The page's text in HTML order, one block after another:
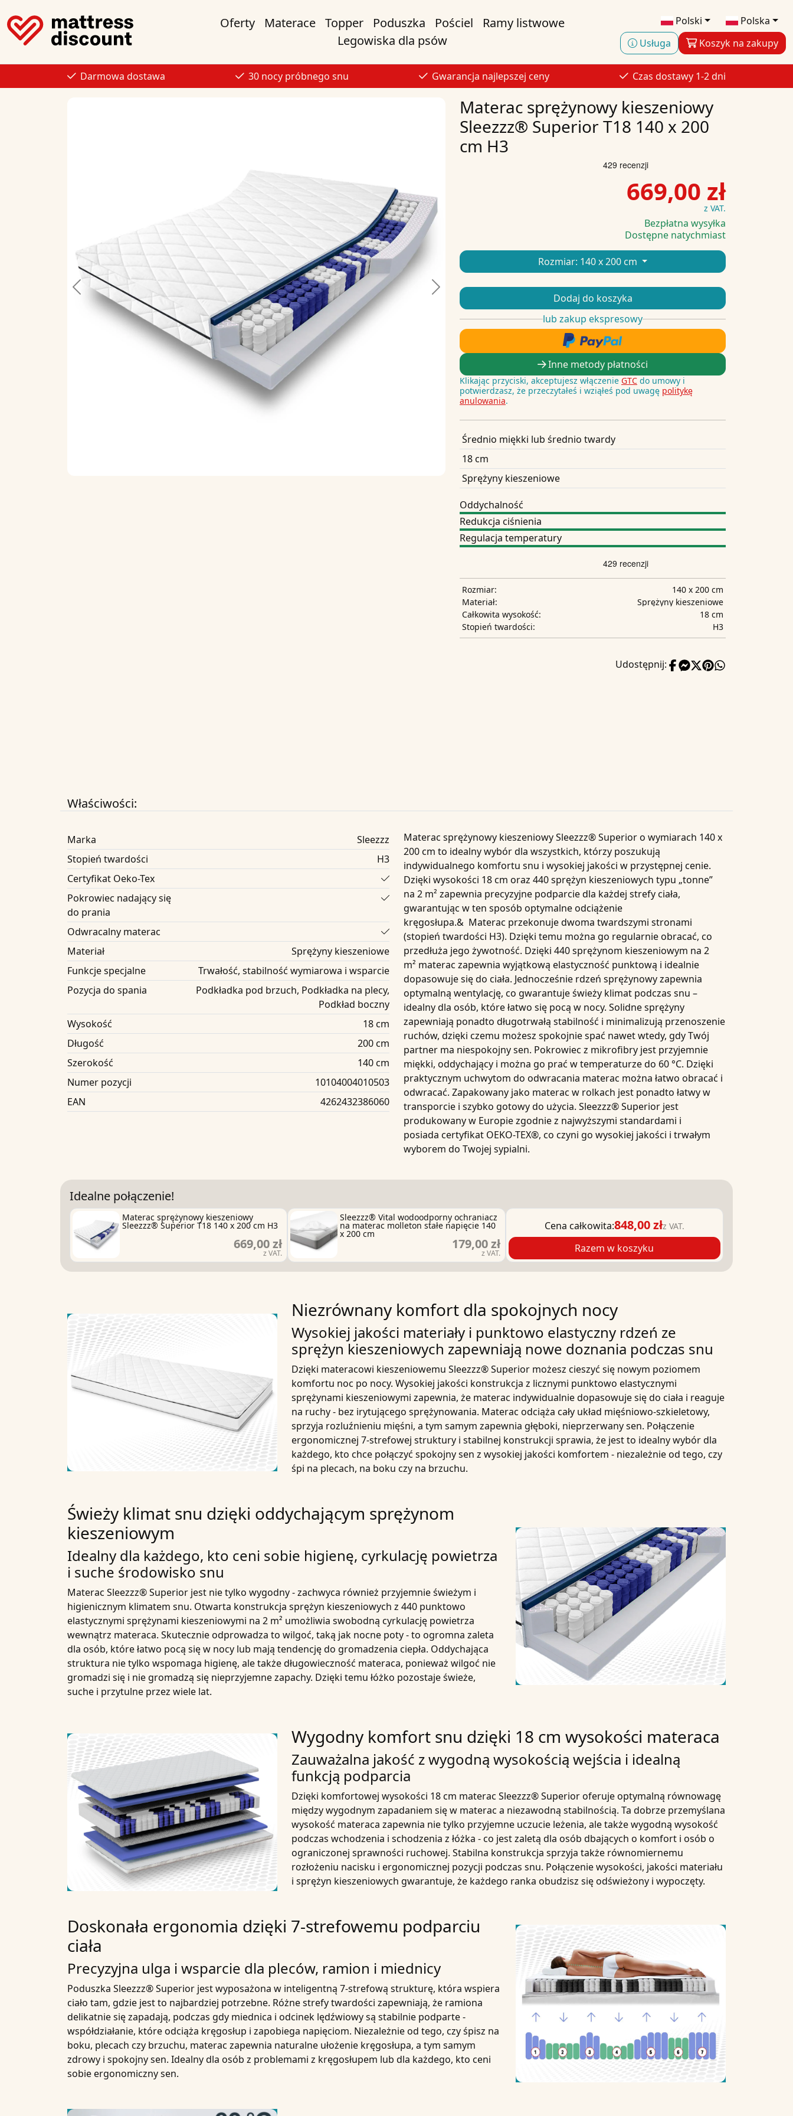
Polski
Polska
Usługa
Koszyk na zakupy
Oferty Materace Topper Poduszka Pościel
Ramy listwowe
Legowiska dla psów
Darmowa dostawa 30 nocy próbnego snu Gwarancja najlepszej ceny Czas dostawy 1-2 dni
Previous Next
Materac sprężynowy kieszeniowy
Sleezzz® Superior T18 140 x 200
cm H3
669,00 zł
z VAT.
Bezpłatna wysyłka
Dostępne natychmiast
Rozmiar: 140 x 200 cm
Dodaj do koszyka
lub zakup ekspresowy
Inne metody płatności
Klikając przyciski, akceptujesz włączenie GTC do umowy i
potwierdzasz, że przeczytałeś i wziąłeś pod uwagę politykę
anulowania.
Średnio miękki lub średnio twardy
18 cm
Sprężyny kieszeniowe
Oddychalność
Redukcja ciśnienia
Regulacja temperatury
Rozmiar:
140 x 200 cm
Materiał:
Sprężyny kieszeniowe
Całkowita wysokość:
18 cm
Stopień twardości:
H3
Udostępnij:
Właściwości:
Marka
Sleezzz
Stopień twardości
H3
Certyfikat Oeko-Tex
Pokrowiec nadający się
do prania
Odwracalny materac
Materiał
Sprężyny kieszeniowe
Funkcje specjalne
Trwałość, stabilność wymiarowa i wsparcie
Pozycja do spania
Podkładka pod brzuch, Podkładka na plecy,
Podkład boczny
Wysokość
18 cm
Długość
200 cm
Szerokość
140 cm
Numer pozycji
10104004010503
EAN
4262432386060
Materac sprężynowy kieszeniowySleezzz® Superior o wymiarach 140 x
200 cm to idealny wybór dla wszystkich, którzy poszukują
indywidualnego komfortu snu i wysokiej jakości w przystępnej cenie.
Dzięki wysokości 18 cm oraz 440 sprężyn kieszeniowych typu „tonne”
na 2 m² zapewnia precyzyjne podparcie dla każdej strefy ciała,
gwarantując w ten sposób optymalne odciążenie
kręgosłupa.& Materac przekonuje dwoma twardszymi stronami
(stopień twardości H3). Dzięki temu można go regularnie obracać, co
przedłuża jego żywotność. Dzięki 440 sprężynom kieszeniowym na 2
m² materac zapewnia wyjątkową elastyczność punktową i idealnie
dopasowuje się do ciała. Jednocześnie rdzeń sprężynowy zapewnia
optymalną wentylację, co gwarantuje świeży klimat podczas snu –
idealny dla osób, które łatwo się pocą w nocy. Solidne sprężyny
zapewniają ponadto długotrwałą stabilność i minimalizują przenoszenie
ruchów, dzięki czemu możesz spokojnie spać nawet wtedy, gdy Twój
partner ma niespokojny sen. Pokrowiec z mikrofibry jest przyjemnie
miękki, oddychający i można go prać w temperaturze do 60 °C. Dzięki
praktycznym uchwytom do odwracania materac można łatwo obracać i
odwracać. Zapakowany jako materac w rolkach jest ponadto łatwy w
transporcie i szybko gotowy do użycia. Sleezzz®Superior jest
produkowany w Europie zgodnie z najwyższymi standardami i
posiada certyfikat OEKO-TEX®, co czyni go wysokiej jakości i trwałym
wyborem do Twojej sypialni.
Idealne połączenie!
Materac sprężynowy kieszeniowy
Sleezzz® Superior T18 140 x 200 cm H3
669,00 zł
z VAT.
Sleezzz® Vital wodoodporny ochraniacz
na materac molleton stałe napięcie 140
x 200 cm
179,00 zł
z VAT.
Cena całkowita:848,00 złz VAT.
Razem w koszyku
Niezrównany komfort dla spokojnych nocy
Wysokiej jakości materiały i punktowo elastyczny rdzeń ze
sprężyn kieszeniowych zapewniają nowe doznania podczas snu
Dzięki materacowi kieszeniowemu Sleezzz® Superior możesz cieszyć się nowym poziomem
komfortu noc po nocy. Wysokiej jakości konstrukcja z licznymi punktowo elastycznymi
sprężynami kieszeniowymi zapewnia, że materac indywidualnie dopasowuje się do ciała i reaguje
na ruchy - bez irytującego sprężynowania. Materac odciąża cały układ mięśniowo-szkieletowy,
sprzyja rozluźnieniu mięśni, a tym samym zapewnia głęboki, nieprzerwany sen. Połączenie
ergonomicznej 7-strefowej struktury i stabilnej konstrukcji sprawia, że jest to idealny wybór dla
każdego, kto chce połączyć spokojny sen z wysokiej jakości komfortem - niezależnie od tego, czy
śpi na plecach, na boku czy na brzuchu.
Świeży klimat snu dzięki oddychającym sprężynom
kieszeniowym
Idealny dla każdego, kto ceni sobie higienę, cyrkulację powietrza
i suche środowisko snu
Materac Sleezzz® Superior jest nie tylko wygodny - zachwyca również przyjemnieświeżym i
higienicznym klimatem snu. Otwarta konstrukcja sprężyn kieszeniowych z 440 punktowo
elastycznymi sprężynami kieszeniowymi na 2 m² umożliwia swobodną cyrkulację powietrza
wewnątrz materaca. Skutecznie odprowadza to wilgoć, taką jak nocne poty - to ogromna zaleta
dla osób, które łatwo pocą się w nocy lub mają tendencję do gromadzenia ciepła. Oddychająca
struktura nie tylko wspomaga higienę, ale także długowieczność materaca, ponieważ wilgoć nie
gromadzi się i nie gromadzą się nieprzyjemne zapachy. Dzięki temu łóżko pozostaje świeże,
suche i przytulne przez wiele lat.
Wygodny komfort snu dzięki 18 cm wysokości materaca
Zauważalna jakość z wygodną wysokością wejścia i idealną
funkcją podparcia
Dzięki komfortowej wysokości 18 cm materac Sleezzz® Superioroferuje optymalną równowagę
między wygodnym zapadaniem się w materac a niezawodną stabilnością. Ta dobrze przemyślana
wysokość materaca zapewnia nie tylko przyjemne uczucie leżenia, ale także wygodną wysokość
podczas wchodzenia i schodzenia z łóżka - co jest zaletą dla osób dbających o komfort i osób o
ograniczonej sprawności ruchowej. Stabilna konstrukcja sprzyja także równomiernemu
rozłożeniu nacisku i ergonomicznej pozycji podczas snu. Połączenie wysokości, jakości materiału
i sprężyn kieszeniowych gwarantuje, że każdego ranka obudzisz się odświeżony i wypoczęty.
Doskonała ergonomia dzięki 7-strefowemu podparciu
ciała
Precyzyjna ulga i wsparcie dla pleców, ramion i miednicy
Poduszka Sleezzz® Superior jest wyposażona w inteligentną 7-strefową strukturę, która wspiera
ciało tam, gdzie jest to najbardziej potrzebne. Różne strefy twardości zapewniają, że ramiona
delikatnie się zapadają, podczas gdy miednica i odcinek lędźwiowy są stabilnie podparte -
współdziałanie, które odciąża kręgosłup i zapobiega napięciom. Niezależnie od tego, czy śpisz na
boku, plecach czy brzuchu, materac zapewnia naturalne ułożenie kręgosłupa, a tym samym
zdrowy i spokojny sen. Idealny dla osób z problemami z kręgosłupem lub dla każdego, kto ceni
sobie ergonomiczny sen.